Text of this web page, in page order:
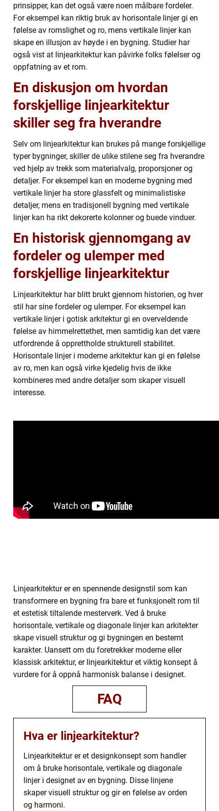
prinsipper, kan det også være noen målbare fordeler.
For eksempel kan riktig bruk av horisontale linjer gi en
følelse av romslighet og ro, mens vertikale linjer kan
skape en illusjon av høyde i en bygning. Studier har
også vist at linjearkitektur kan påvirke folks følelser og
oppfatning av et rom.
En diskusjon om hvordan
forskjellige linjearkitektur
skiller seg fra hverandre
Selv om linjearkitektur kan brukes på mange forskjellige
typer bygninger, skiller de ulike stilene seg fra hverandre
ved hjelp av trekk som materialvalg, proporsjoner og
detaljer. For eksempel kan en moderne bygning med
vertikale linjer ha store glassfelt og minimalistiske
detaljer, mens en tradisjonell bygning med vertikale
linjer kan ha rikt dekorerte kolonner og buede vinduer.
En historisk gjennomgang av
fordeler og ulemper med
forskjellige linjearkitektur
Linjearkitektur har blitt brukt gjennom historien, og hver
stil har sine fordeler og ulemper. For eksempel kan
vertikale linjer i gotisk arkitektur gi en overveldende
følelse av himmelrettethet, men samtidig kan det være
utfordrende å opprettholde strukturell stabilitet.
Horisontale linjer i moderne arkitektur kan gi en følelse
av ro, men kan også virke kjedelig hvis de ikke
kombineres med andre detaljer som skaper visuell
interesse.
Linjearkitektur er en spennende designstil som kan
transformere en bygning fra bare et funksjonelt rom til
et estetisk tiltalende mesterverk. Ved å bruke
horisontale, vertikale og diagonale linjer kan arkitekter
skape visuell struktur og gi bygningen en bestemt
karakter. Uansett om du foretrekker moderne eller
klassisk arkitektur, er linjearkitektur et viktig konsept å
vurdere for å oppnå harmonisk balanse i designet.
FAQ
Hva er linjearkitektur?
Linjearkitektur er et designkonsept som handler
om å bruke horisontale, vertikale og diagonale
linjer i designet av en bygning. Disse linjene
skaper visuell struktur og gir en følelse av orden
og harmoni.